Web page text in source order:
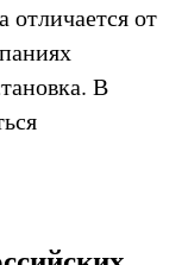
отличается от
В